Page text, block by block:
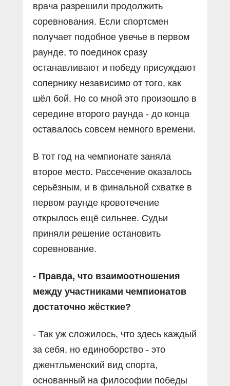
врача разрешили продолжить
соревнования. Если спортсмен
получает подобное увечье в первом
раунде, то поединок сразу
останавливают и победу присуждают
сопернику независимо от того, как
шёл бой. Но со мной это произошло в
середине второго раунда - до конца
оставалось совсем немного времени.
В тот год на чемпионате заняла
второе место. Рассечение оказалось
серьёзным, и в финальной схватке в
первом раунде кровотечение
открылось ещё сильнее. Судьи
приняли решение остановить
соревнование.
- Правда, что взаимоотношения
между участниками чемпионатов
достаточно жёсткие?
- Так уж сложилось, что здесь каждый
за себя, но единоборство - это
джентльменский вид спорта,
основанный на философии победы